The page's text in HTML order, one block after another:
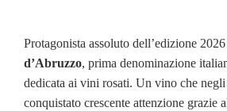
Protagonista assoluto dell’edizione
d’Abruzzo, prima denominazione
dedicata ai vini rosati. Un vino che
conquistato crescente attenzione grazie